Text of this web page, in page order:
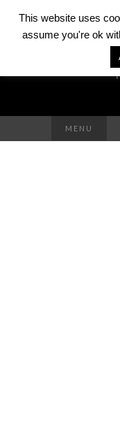
MENU
This website uses
assume you're ok